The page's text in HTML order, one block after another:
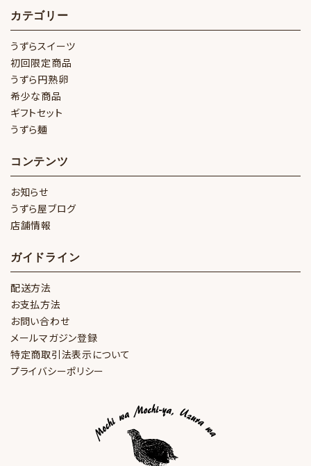
カテゴリー
うずらスイーツ
初回限定商品
うずら円熟卵
希少な商品
ギフトセット
うずら麺
コンテンツ
お知らせ
うずら屋ブログ
店舗情報
ガイドライン
配送方法
お支払方法
お問い合わせ
メールマガジン登録
特定商取引法表示について
プライバシーポリシー